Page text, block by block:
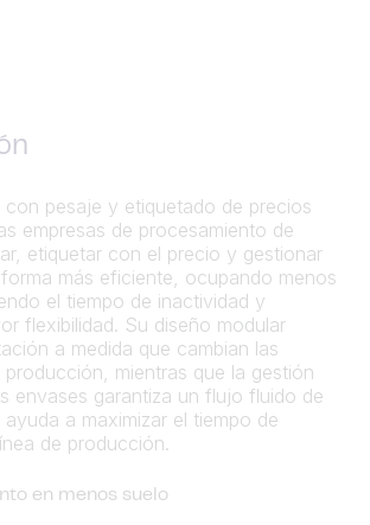
con pesaje y etiquetado de precios
empresas de procesamiento de
etiquetar con el precio y gestionar
más eficiente, ocupando menos
el tiempo de inactividad y
flexibilidad. Su diseño modular
a medida que cambian las
producción, mientras que la gestión
envases garantiza un flujo fluido de
a maximizar el tiempo de
de producción.
en menos suelo